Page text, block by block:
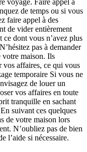
voyage. Faire appel à
de temps ou si vous
faire appel à des
de vider entièrement
ce dont vous n’avez plus
pas à demander
votre maison. Ils
vos affaires, ce qui vous
temporaire Si vous ne
de louer un
vos affaires en toute
tranquille en sachant
suivant ces quelques
de votre maison lors
N’oubliez pas de bien
l’aide si nécessaire.